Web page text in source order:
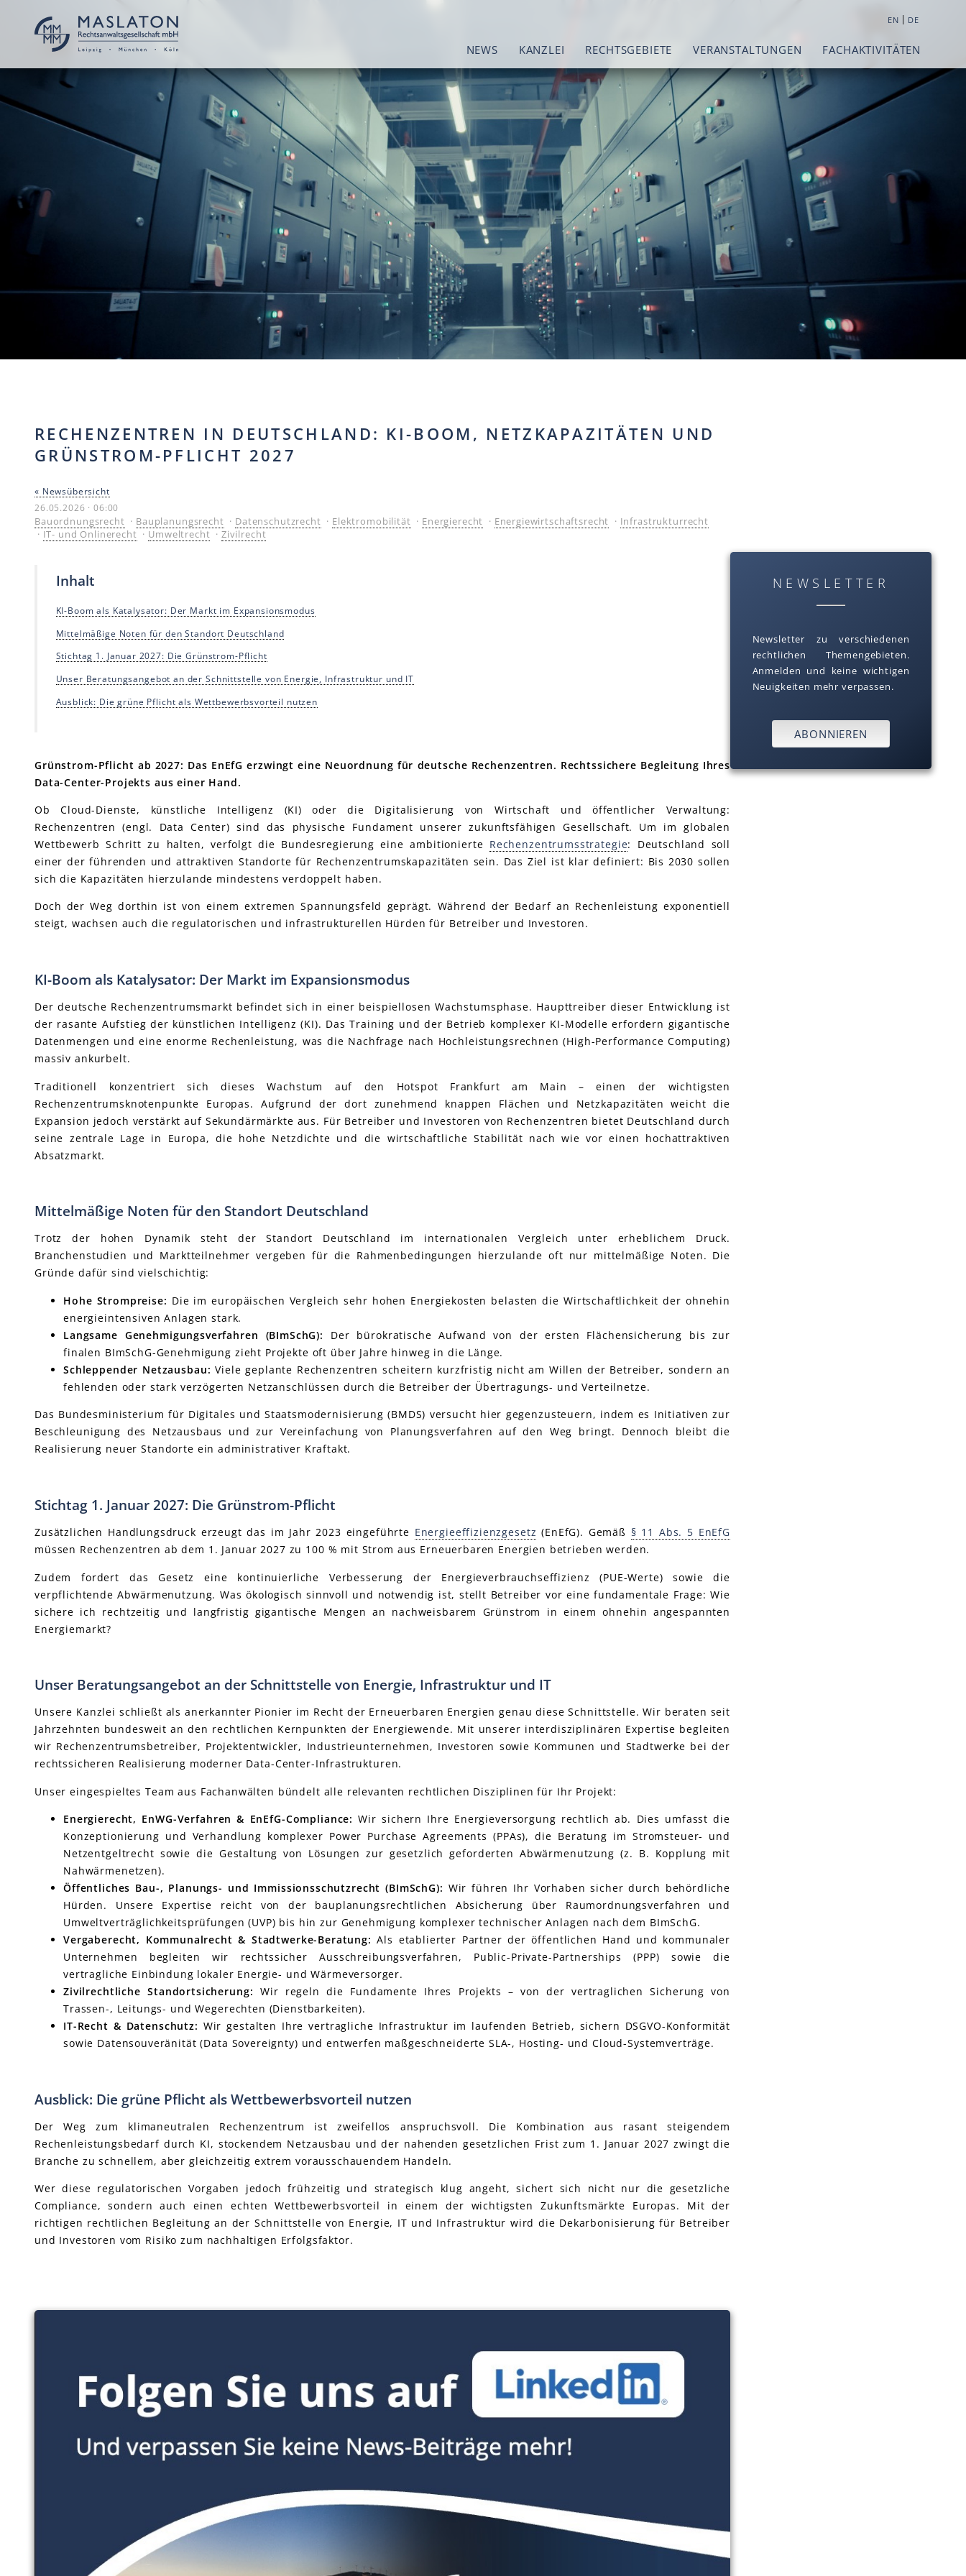
NEWS KANZLEI RECHTSGEBIETE VERANSTALTUNGEN FACHAKTIVITÄTEN
EN | DE
RECHENZENTREN IN DEUTSCHLAND: KI-BOOM, NETZKAPAZITÄTEN UND
GRÜNSTROM-PFLICHT 2027
« Newsübersicht
26.05.2026 · 06:00
Bauordnungsrecht · Bauplanungsrecht · Datenschutzrecht · Elektromobilität · Energierecht · Energiewirtschaftsrecht · Infrastrukturrecht
· IT- und Onlinerecht · Umweltrecht · Zivilrecht
Inhalt
KI-Boom als Katalysator: Der Markt im Expansionsmodus
Mittelmäßige Noten für den Standort Deutschland
Stichtag 1. Januar 2027: Die Grünstrom-Pflicht
Unser Beratungsangebot an der Schnittstelle von Energie, Infrastruktur und IT
Ausblick: Die grüne Pflicht als Wettbewerbsvorteil nutzen
Grünstrom-Pflicht ab 2027: Das EnEfG erzwingt eine Neuordnung für deutsche Rechenzentren. Rechtssichere Begleitung Ihres
Data-Center-Projekts aus einer Hand.
Ob Cloud-Dienste, künstliche Intelligenz (KI) oder die Digitalisierung von Wirtschaft und öffentlicher Verwaltung:
Rechenzentren (engl. Data Center) sind das physische Fundament unserer zukunftsfähigen Gesellschaft. Um im globalen
Wettbewerb Schritt zu halten, verfolgt die Bundesregierung eine ambitionierte Rechenzentrumsstrategie: Deutschland soll
einer der führenden und attraktiven Standorte für Rechenzentrumskapazitäten sein. Das Ziel ist klar definiert: Bis 2030 sollen
sich die Kapazitäten hierzulande mindestens verdoppelt haben.
Doch der Weg dorthin ist von einem extremen Spannungsfeld geprägt. Während der Bedarf an Rechenleistung exponentiell
steigt, wachsen auch die regulatorischen und infrastrukturellen Hürden für Betreiber und Investoren.
KI-Boom als Katalysator: Der Markt im Expansionsmodus
Der deutsche Rechenzentrumsmarkt befindet sich in einer beispiellosen Wachstumsphase. Haupttreiber dieser Entwicklung ist
der rasante Aufstieg der künstlichen Intelligenz (KI). Das Training und der Betrieb komplexer KI-Modelle erfordern gigantische
Datenmengen und eine enorme Rechenleistung, was die Nachfrage nach Hochleistungsrechnen (High-Performance Computing)
massiv ankurbelt.
Traditionell konzentriert sich dieses Wachstum auf den Hotspot Frankfurt am Main – einen der wichtigsten
Rechenzentrumsknotenpunkte Europas. Aufgrund der dort zunehmend knappen Flächen und Netzkapazitäten weicht die
Expansion jedoch verstärkt auf Sekundärmärkte aus. Für Betreiber und Investoren von Rechenzentren bietet Deutschland durch
seine zentrale Lage in Europa, die hohe Netzdichte und die wirtschaftliche Stabilität nach wie vor einen hochattraktiven
Absatzmarkt.
Mittelmäßige Noten für den Standort Deutschland
Trotz der hohen Dynamik steht der Standort Deutschland im internationalen Vergleich unter erheblichem Druck.
Branchenstudien und Marktteilnehmer vergeben für die Rahmenbedingungen hierzulande oft nur mittelmäßige Noten. Die
Gründe dafür sind vielschichtig:
Hohe Strompreise: Die im europäischen Vergleich sehr hohen Energiekosten belasten die Wirtschaftlichkeit der ohnehin
energieintensiven Anlagen stark.
Langsame Genehmigungsverfahren (BImSchG):
Der bürokratische Aufwand von der ersten Flächensicherung bis zur
finalen BImSchG-Genehmigung zieht Projekte oft über Jahre hinweg in die Länge.
Schleppender Netzausbau: Viele geplante Rechenzentren scheitern kurzfristig nicht am Willen der Betreiber, sondern an
fehlenden oder stark verzögerten Netzanschlüssen durch die Betreiber der Übertragungs- und Verteilnetze.
Das Bundesministerium für Digitales und Staatsmodernisierung (BMDS) versucht hier gegenzusteuern, indem es Initiativen zur
Beschleunigung des Netzausbaus und zur Vereinfachung von Planungsverfahren auf den Weg bringt. Dennoch bleibt die
Realisierung neuer Standorte ein administrativer Kraftakt.
Stichtag 1. Januar 2027: Die Grünstrom-Pflicht
Zusätzlichen Handlungsdruck erzeugt das im Jahr 2023 eingeführte Energieeffizienzgesetz (EnEfG). Gemäß § 11 Abs. 5 EnEfG
müssen Rechenzentren ab dem 1. Januar 2027 zu 100 % mit Strom aus Erneuerbaren Energien betrieben werden.
Zudem fordert das Gesetz eine kontinuierliche Verbesserung der Energieverbrauchseffizienz (PUE-Werte) sowie die
verpflichtende Abwärmenutzung. Was ökologisch sinnvoll und notwendig ist, stellt Betreiber vor eine fundamentale Frage: Wie
sichere ich rechtzeitig und langfristig gigantische Mengen an nachweisbarem Grünstrom in einem ohnehin angespannten
Energiemarkt?
Unser Beratungsangebot an der Schnittstelle von Energie, Infrastruktur und IT
Unsere Kanzlei schließt als anerkannter Pionier im Recht der Erneuerbaren Energien genau diese Schnittstelle. Wir beraten seit
Jahrzehnten bundesweit an den rechtlichen Kernpunkten der Energiewende. Mit unserer interdisziplinären Expertise begleiten
wir Rechenzentrumsbetreiber, Projektentwickler, Industrieunternehmen, Investoren sowie Kommunen und Stadtwerke bei der
rechtssicheren Realisierung moderner Data-Center-Infrastrukturen.
Unser eingespieltes Team aus Fachanwälten bündelt alle relevanten rechtlichen Disziplinen für Ihr Projekt:
Energierecht, EnWG-Verfahren & EnEfG-Compliance: Wir sichern Ihre Energieversorgung rechtlich ab. Dies umfasst die
Konzeptionierung und Verhandlung komplexer Power Purchase Agreements (PPAs), die Beratung im Stromsteuer- und
Netzentgeltrecht sowie die Gestaltung von Lösungen zur gesetzlich geforderten Abwärmenutzung (z. B. Kopplung mit
Nahwärmenetzen).
Öffentliches Bau-, Planungs- und Immissionsschutzrecht (BImSchG): Wir führen Ihr Vorhaben sicher durch behördliche
Hürden. Unsere Expertise reicht von der bauplanungsrechtlichen Absicherung über Raumordnungsverfahren und
Umweltverträglichkeitsprüfungen (UVP) bis hin zur Genehmigung komplexer technischer Anlagen nach dem BImSchG.
Vergaberecht, Kommunalrecht & Stadtwerke-Beratung: Als etablierter Partner der öffentlichen Hand und kommunaler
Unternehmen begleiten wir rechtssicher Ausschreibungsverfahren, Public-Private-Partnerships (PPP) sowie die
vertragliche Einbindung lokaler Energie- und Wärmeversorger.
Zivilrechtliche Standortsicherung: Wir regeln die Fundamente Ihres Projekts – von der vertraglichen Sicherung von
Trassen-, Leitungs- und Wegerechten (Dienstbarkeiten).
IT-Recht & Datenschutz: Wir gestalten Ihre vertragliche Infrastruktur im laufenden Betrieb, sichern DSGVO-Konformität
sowie Datensouveränität (Data Sovereignty) und entwerfen maßgeschneiderte SLA-, Hosting- und Cloud-Systemverträge.
Ausblick: Die grüne Pflicht als Wettbewerbsvorteil nutzen
Der Weg zum klimaneutralen Rechenzentrum ist zweifellos anspruchsvoll. Die Kombination aus rasant steigendem
Rechenleistungsbedarf durch KI, stockendem Netzausbau und der nahenden gesetzlichen Frist zum 1. Januar 2027 zwingt die
Branche zu schnellem, aber gleichzeitig extrem vorausschauendem Handeln.
Wer diese regulatorischen Vorgaben jedoch frühzeitig und strategisch klug angeht, sichert sich nicht nur die gesetzliche
Compliance, sondern auch einen echten Wettbewerbsvorteil in einem der wichtigsten Zukunftsmärkte Europas. Mit der
richtigen rechtlichen Begleitung an der Schnittstelle von Energie, IT und Infrastruktur wird die Dekarbonisierung für Betreiber
und Investoren vom Risiko zum nachhaltigen Erfolgsfaktor.
NEWSLETTER
Newsletter zu verschiedenen
rechtlichen Themengebieten.
Anmelden und keine wichtigen
Neuigkeiten mehr verpassen.
ABONNIEREN